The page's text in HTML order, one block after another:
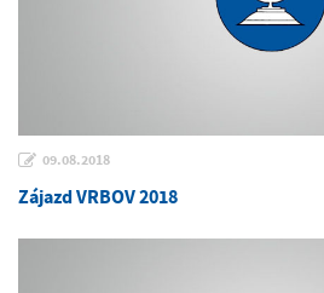
09.08.2018
Zájazd VRBOV 2018